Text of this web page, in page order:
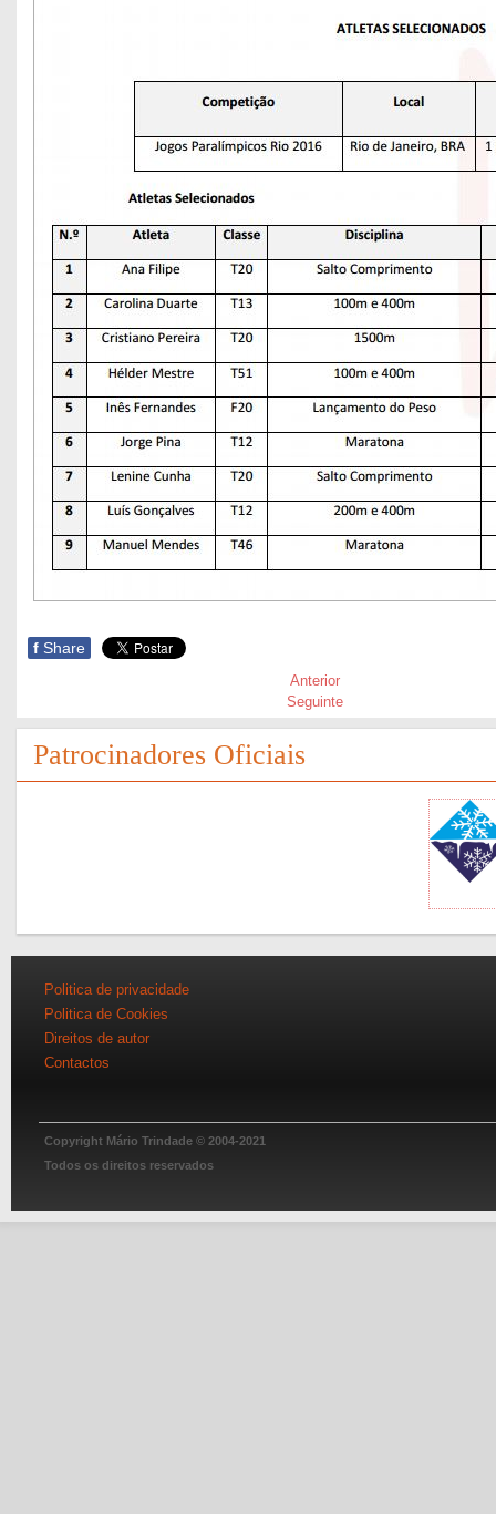
f Share
Anterior
Seguinte
Patrocinadores Oficiais
Politica de privacidade
Politica de Cookies
Direitos de autor
Contactos
Copyright Mário Trindade © 2004-2021
Todos os direitos reservados